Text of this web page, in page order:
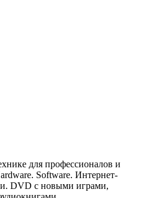
для профессионалов и
Software. Интернет-
DVD с новыми играми,